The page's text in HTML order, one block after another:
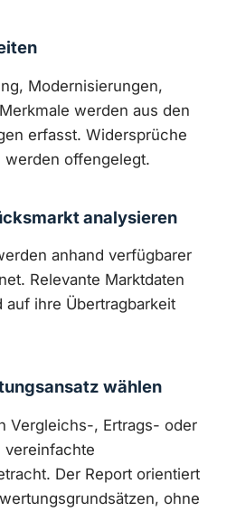
Modernisierungen,
werden aus den
erfasst. Widersprüche
werden offengelegt.
analysieren
anhand verfügbarer
Relevante Marktdaten
ihre Übertragbarkeit
wählen
Vergleichs-, Ertrags- oder
vereinfachte
Der Report orientiert
ohne